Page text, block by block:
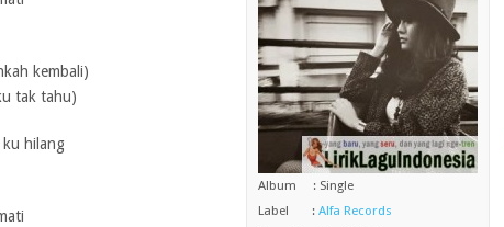
Album : Single
Label :Alfa Records
kembali)
tak tahu)
hilang